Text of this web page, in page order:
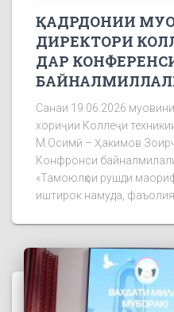
ҚАДРДОНИИ
ДИРЕКТОРИ
ДАР
Санаи 19.06.2026
хориҷии Коллеҷи
М.Осимӣ – Ҳакимов
Конфронси
«Тамоюлҳои рушди
иштирок намуда,